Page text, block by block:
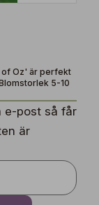
of Oz' är perfekt
5-10
e-post så får
är